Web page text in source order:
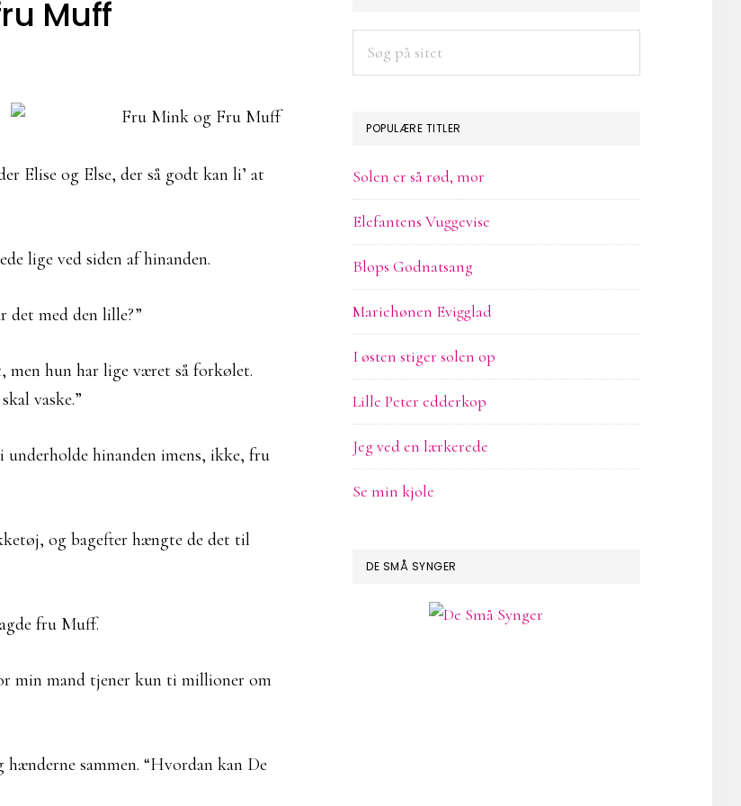
Muff
Elise og Else, der så godt kan li’ at
lige ved siden af hinanden.
det med den lille?”
men hun har lige været så forkølet.
vaske.”
underholde hinanden imens, ikke, fru
og bagefter hængte de det til
fru Muff.
min mand tjener kun ti millioner om
sammen. “Hvordan kan De
SIDEBAR
POPULÆRE TITLER
Solen er så rød, mor
Elefantens Vuggevise
Blops Godnatsang
Mariehønen Evigglad
I østen stiger solen op
Lille Peter edderkop
Jeg ved en lærkerede
Se min kjole
DE SMÅ SYNGER